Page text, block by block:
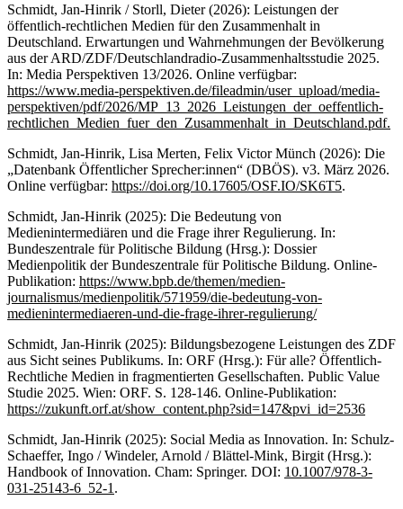
Schmidt, Jan-Hinrik / Storll, Dieter (2026): Leistungen der
öffentlich-rechtlichen Medien für den Zusammenhalt in
Deutschland. Erwartungen und Wahrnehmungen der Bevölkerung
aus der ARD/ZDF/Deutschlandradio-Zusammenhaltsstudie 2025.
In: Media Perspektiven 13/2026. Online verfügbar:
https://www.media-perspektiven.de/fileadmin/user_upload/media-
perspektiven/pdf/2026/MP_13_2026_Leistungen_der_oeffentlich-
rechtlichen_Medien_fuer_den_Zusammenhalt_in_Deutschland.pdf.
Schmidt, Jan-Hinrik, Lisa Merten, Felix Victor Münch (2026): Die
„Datenbank Öffentlicher Sprecher:innen“ (DBÖS). v3. März 2026.
Online verfügbar: https://doi.org/10.17605/OSF.IO/SK6T5.
Schmidt, Jan-Hinrik (2025): Die Bedeutung von
Medienintermediären und die Frage ihrer Regulierung. In:
Bundeszentrale für Politische Bildung (Hrsg.): Dossier
Medienpolitik der Bundeszentrale für Politische Bildung. Online-
Publikation: https://www.bpb.de/themen/medien-
journalismus/medienpolitik/571959/die-bedeutung-von-
medienintermediaeren-und-die-frage-ihrer-regulierung/
Schmidt, Jan-Hinrik (2025): Bildungsbezogene Leistungen des ZDF
aus Sicht seines Publikums. In: ORF (Hrsg.): Für alle? Öffentlich-
Rechtliche Medien in fragmentierten Gesellschaften. Public Value
Studie 2025. Wien: ORF. S. 128-146. Online-Publikation:
https://zukunft.orf.at/show_content.php?sid=147&pvi_id=2536
Schmidt, Jan-Hinrik (2025): Social Media as Innovation. In: Schulz-
Schaeffer, Ingo / Windeler, Arnold / Blättel-Mink, Birgit (Hrsg.):
Handbook of Innovation. Cham: Springer. DOI: 10.1007/978-3-
031-25143-6_52-1 .